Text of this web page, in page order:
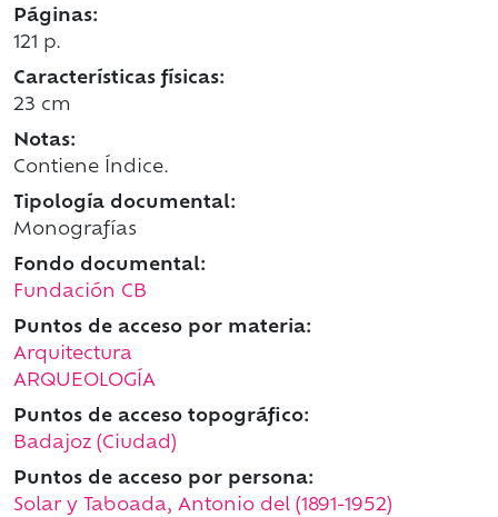
Páginas:
121 p.
Características físicas:
23 cm
Notas:
Contiene Índice.
Tipología documental:
Monografías
Fondo documental:
Fundación CB
Puntos de acceso por materia:
Arquitectura
ARQUEOLOGÍA
Puntos de acceso topográfico:
Badajoz (Ciudad)
Puntos de acceso por persona:
Solar y Taboada, Antonio del (1891-1952)